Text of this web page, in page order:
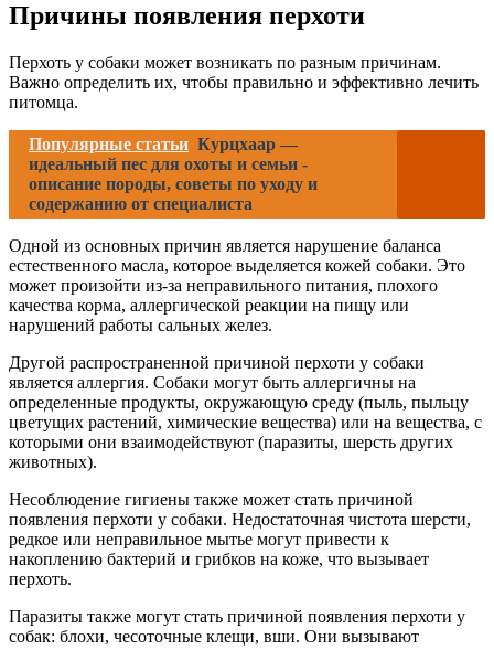
Причины появления перхоти
Перхоть у собаки может возникать по разным причинам.
Важно определить их, чтобы правильно и эффективно лечить
питомца.
Популярные статьи Курцхаар —
идеальный пес для охоты и семьи -
описание породы, советы по уходу и
содержанию от специалиста
Одной из основных причин является нарушение баланса
естественного масла, которое выделяется кожей собаки. Это
может произойти из-за неправильного питания, плохого
качества корма, аллергической реакции на пищу или
нарушений работы сальных желез.
Другой распространенной причиной перхоти у собаки
является аллергия. Собаки могут быть аллергичны на
определенные продукты, окружающую среду (пыль, пыльцу
цветущих растений, химические вещества) или на вещества, с
которыми они взаимодействуют (паразиты, шерсть других
животных).
Несоблюдение гигиены также может стать причиной
появления перхоти у собаки. Недостаточная чистота шерсти,
редкое или неправильное мытье могут привести к
накоплению бактерий и грибков на коже, что вызывает
перхоть.
Паразиты также могут стать причиной появления перхоти у
собак: блохи, чесоточные клещи, вши. Они вызывают